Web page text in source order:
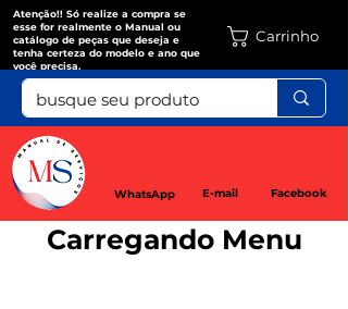
Atenção!! Só realize a compra se
esse for realmente o Manual ou
catálogo de peças que deseja e
tenha certeza do modelo e ano que
você precisa.
WhatsApp E-mail Facebook
Carrinho
Carregando Menu